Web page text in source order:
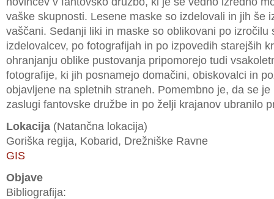
vaške skupnosti. Lesene maske so izdelovali in jih še
vaščani. Sedanji liki in maske so oblikovani po izročilu
izdelovalcev, po fotografijah in po izpovedih starejših
ohranjanju oblike pustovanja pripomorejo tudi
fotografije, ki jih posnamejo domačini, obiskovalci in
objavljene na spletnih straneh. Pomembno je, da se je
zaslugi fantovske družbe in po želji krajanov ubranilo
Lokacija (Natančna lokacija)
Goriška regija, Kobarid, Drežniške Ravne
GIS
Objave
Bibliografija: